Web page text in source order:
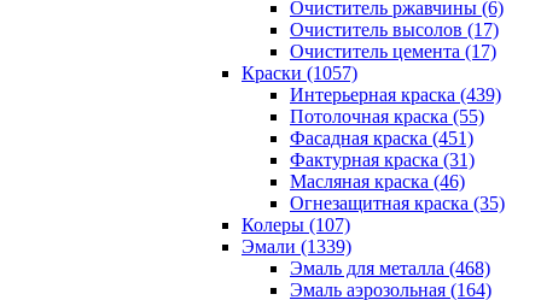
Очиститель ржавчины (6)
Очиститель высолов (17)
Очиститель цемента (17)
Краски (1057)
Интерьерная краска (439)
Потолочная краска (55)
Фасадная краска (451)
Фактурная краска (31)
Масляная краска (46)
Огнезащитная краска (35)
Колеры (107)
Эмали (1339)
Эмаль для металла (468)
Эмаль аэрозольная (164)